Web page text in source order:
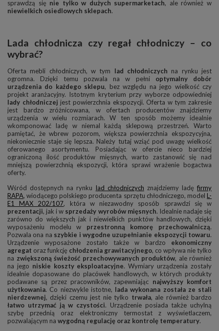
sprawdzą się nie tylko w dużych supermarketach, ale również w
niewielkich osiedlowych sklepach.
Lada chłodnicza czy regał chłodniczy – co
wybrać?
Oferta mebli chłodniczych, w tym lad chłodniczych na rynku jest
ogromna. Dzięki temu pozwala na w pełni optymalny dobór
urządzenia do każdego sklepu, bez względu na jego wielkość czy
projekt aranżacyjny. Istotnym kryterium przy wyborze odpowiedniej
lady chłodniczej jest powierzchnia ekspozycji. Oferta w tym zakresie
jest bardzo zróżnicowana, w ofertach producentów znajdziemy
urządzenia w wielu rozmiarach. W ten sposób możemy idealnie
wkomponować ladę w niemal każdą sklepową przestrzeń. Warto
pamiętać, że wbrew pozorom, większa powierzchnia ekspozycyjna,
niekoniecznie staje się lepsza. Należy tutaj wziąć pod uwagę wielkość
oferowanego asortymentu. Posiadając w ofercie nieco bardziej
ograniczoną ilość produktów mięsnych, warto zastanowić się nad
mniejszą powierzchnią ekspozycji, która sprawi wrażenie bogactwa
oferty.
Wśród dostępnych na rynku lad chłodniczych znajdziemy ladę firmy
RAPA, wiodącego polskiego producenta sprzętu chłodniczego, model L-
E1 MAX 202/107, która w niezawodny sposób sprawdzi się w
prezentacji, jak i w sprzedaży wyrobów mięsnych. Idealnie nadaje się
zarówno do większych jak i niewielkich punktów handlowych, dzięki
wyposażeniu modelu w przestronną komorę przechowalniczą.
Pozwala ona na szybkie i wygodne uzupełnianie ekspozycji towaru.
Urządzenie wyposażone zostało także w bardzo ekonomiczny
agregat oraz funkcję chłodzenia grawitacyjnego, co wpływa nie tylko
na zwiększoną świeżość przechowywanych produktów, ale również
na jego niskie koszty eksploatacyjne. Wymiary urządzenia zostały
idealnie dopasowane do placówek handlowych, w których produkty
podawane są przez pracowników, zapewniając najwyższy komfort
użytkowania. Co niezwykle istotne, lada wykonana została ze stali
nierdzewnej, dzięki czemu jest nie tylko trwała, ale również bardzo
łatwo utrzymać ją w czystości. Urządzenie posiada także uchylną
szybę przednią oraz elektroniczny termostat z wyświetlaczem,
pozwalającym na wygodną regulację oraz kontrolę temperatury.